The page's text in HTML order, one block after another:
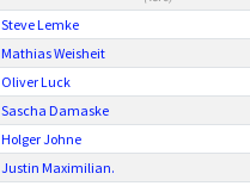
Steve Lemke
Mathias Weisheit
Oliver Luck
Sascha Damaske
Holger Johne
Justin Maximilian.